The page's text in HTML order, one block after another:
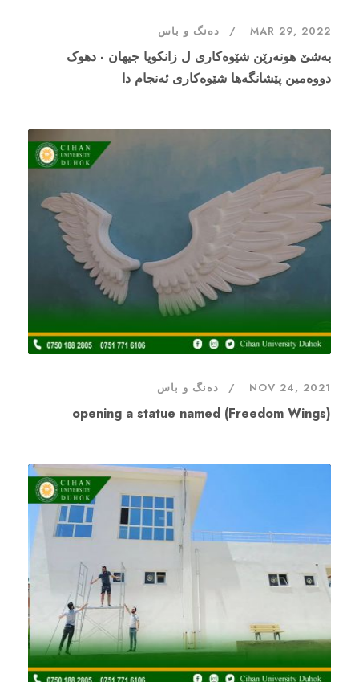
MAR 29, 2022 دەنگ و باس
بەشێ هونەرێن شێوەکارى ل زانکویا جیهان - دهوک
دووەمین پێشانگەها شێوەکارى ئەنجام دا
NOV 24, 2021 دەنگ و باس
opening a statue named (Freedom Wings)